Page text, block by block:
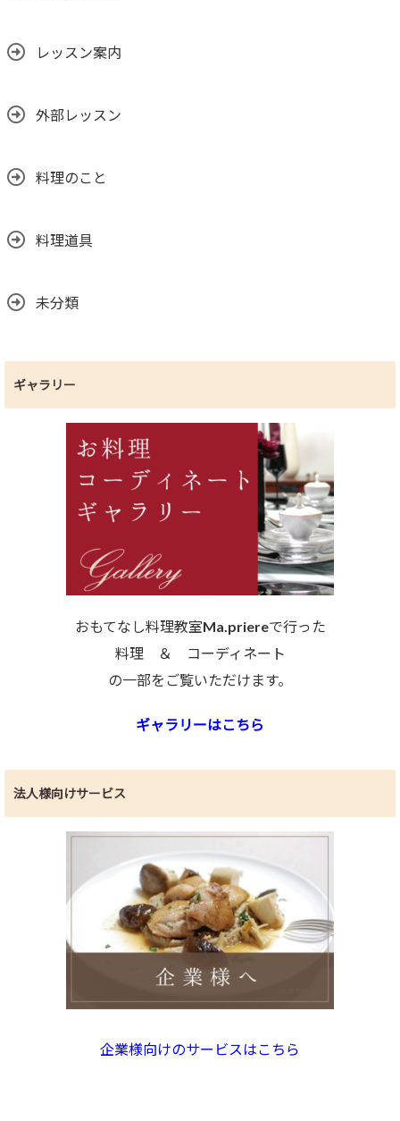
レッスン案内
外部レッスン
料理のこと
料理道具
未分類
ギャラリー
おもてなし料理教室Ma.priereで行った
料理 ＆ コーディネート
の一部をご覧いただけます。
ギャラリーはこちら
法人様向けサービス
企業様向けのサービスはこちら